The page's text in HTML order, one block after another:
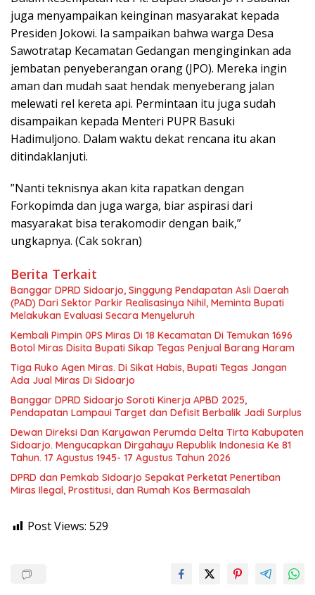
juga menyampaikan keinginan masyarakat kepada
Presiden Jokowi. Ia sampaikan bahwa warga Desa
Sawotratap Kecamatan Gedangan menginginkan ada
jembatan penyeberangan orang (JPO). Mereka ingin
aman dan mudah saat hendak menyeberang jalan
melewati rel kereta api. Permintaan itu juga sudah
disampaikan kepada Menteri PUPR Basuki
Hadimuljono. Dalam waktu dekat rencana itu akan
ditindaklanjuti.
”Nanti teknisnya akan kita rapatkan dengan
Forkopimda dan juga warga, biar aspirasi dari
masyarakat bisa terakomodir dengan baik,”
ungkapnya. (Cak sokran)
Berita Terkait
Banggar DPRD Sidoarjo, Singgung Pendapatan Asli Daerah
(PAD) Dari Sektor Parkir Realisasinya Nihil, Meminta Bupati
Melakukan Evaluasi Secara Menyeluruh
Kembali Pimpin 0PS Miras Di 18 Kecamatan Di Temukan 1696
Botol Miras Disita Bupati Sikap Tegas Penjual Barang Haram
Tiga Ruko Agen Miras. Di Sikat Habis, Bupati Tegas Jangan
Ada Jual Miras Di Sidoarjo
Banggar DPRD Sidoarjo Soroti Kinerja APBD 2025,
Pendapatan Lampaui Target dan Defisit Berbalik Jadi Surplus
Dewan Direksi Dan Karyawan Perumda Delta Tirta Kabupaten
Sidoarjo. Mengucapkan Dirgahayu Republik Indonesia Ke 81
Tahun. 17 Agustus 1945- 17 Agustus Tahun 2026
DPRD dan Pemkab Sidoarjo Sepakat Perketat Penertiban
Miras Ilegal, Prostitusi, dan Rumah Kos Bermasalah
Post Views: 529